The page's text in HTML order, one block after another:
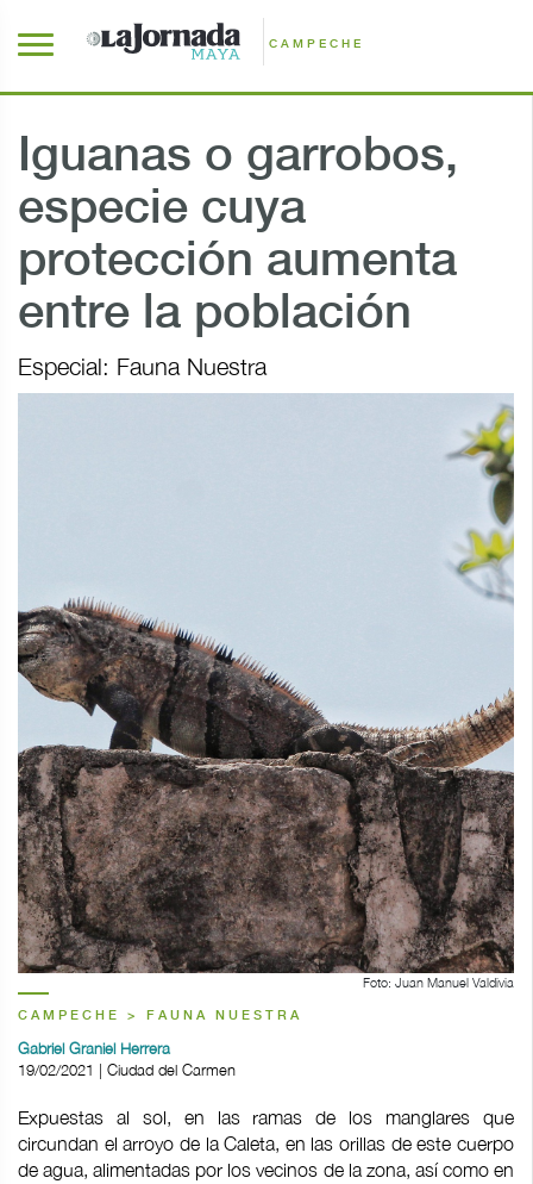
CAMPECHE
Iguanas o garrobos,
especie cuya
protección aumenta
entre la población
Especial: Fauna Nuestra
Foto: Juan Manuel Valdivia
CAMPECHE > FAUNA NUESTRA
Gabriel Graniel Herrera
19/02/2021 | Ciudad del Carmen
Expuestas al sol, en las ramas de los manglares que
circundan el arroyo de la Caleta, en las orillas de este cuerpo
de agua, alimentadas por los vecinos de la zona, así como en